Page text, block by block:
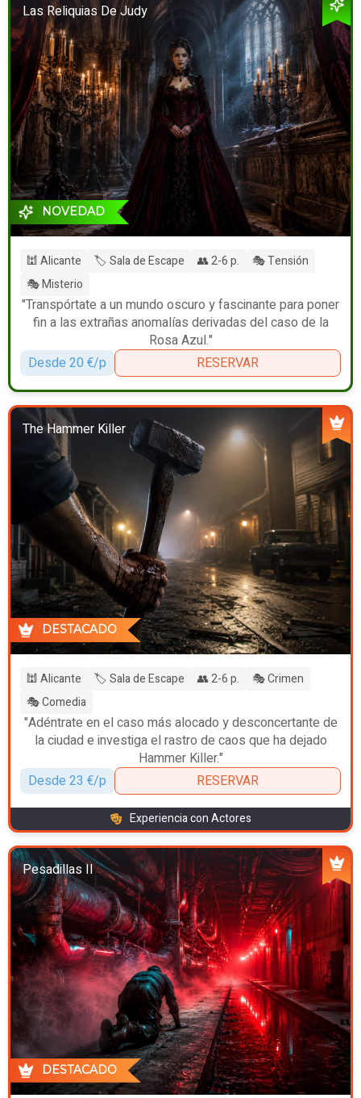
Las Reliquias De Judy
NOVEDAD
🕍 Alicante 🏷️ Sala de Escape 👥 2-6 p.
🎭 Tensión
🎭 Misterio
"Transpórtate a un mundo oscuro y fascinante para poner
fin a las extrañas anomalías derivadas del caso de la
Rosa Azul."
Desde 20 €/p
RESERVAR
The Hammer Killer
DESTACADO
🕍 Alicante 🏷️ Sala de Escape 👥 2-6 p.
🎭 Crimen
🎭 Comedia
"Adéntrate en el caso más alocado y desconcertante de
la ciudad e investiga el rastro de caos que ha dejado
Hammer Killer."
Desde 23 €/p
RESERVAR
Experiencia con Actores
Pesadillas II
DESTACADO